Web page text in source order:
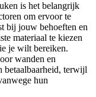
is het belangrijk
om ervoor te
bij jouw behoeften en
materiaal te kiezen
je wilt bereiken.
wanden en
betaalbaarheid, terwijl
hun